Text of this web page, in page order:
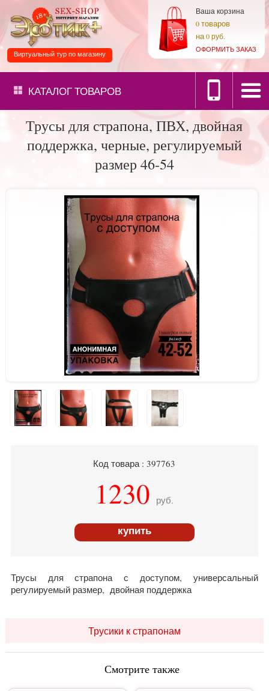
Ваша корзина
0товаров
на0 руб.
ОФОРМИТЬ ЗАКАЗ
Виртуальный тур по магазину
КАТАЛОГТОВАРОВ
Трусы для страпона, ПВХ, двойная
поддержка, черные, регулируемый
размер 46-54
Код товара : 397763
1230 руб.
купить
Трусы для страпона с доступом, универсальный
регулируемый размер, двойная поддержка
Трусики к страпонам
Смотрите также